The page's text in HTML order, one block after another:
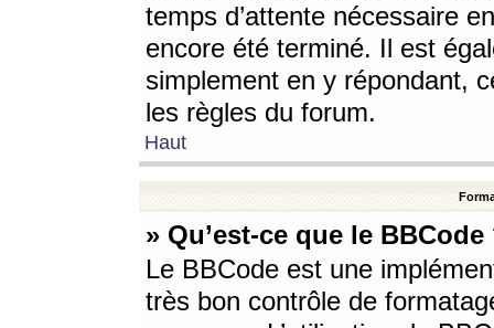
temps d’attente nécessaire
encore été terminé. Il est
simplement en y répondant,
les règles du forum.
Haut
» Qu’est-ce que le BBCode
Le BBCode est une
très bon contrôle de